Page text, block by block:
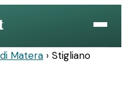
Matera › Stigliano